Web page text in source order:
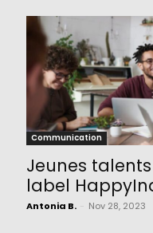
Communication
Jeunes talents
label
Antonia B. Nov 28, 2023